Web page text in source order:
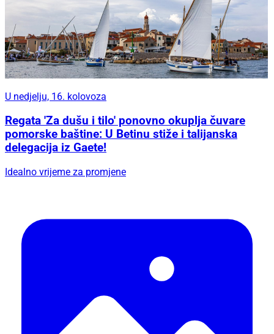
U nedjelju, 16. kolovoza
Regata 'Za dušu i tilo' ponovno okuplja čuvare
pomorske baštine: U Betinu stiže i talijanska
delegacija iz Gaete!
Idealno vrijeme za promjene